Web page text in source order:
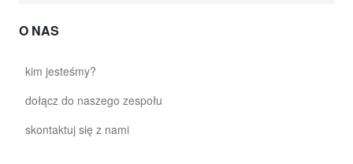
O NAS
kim jesteśmy?
dołącz do naszego zespołu
skontaktuj się z nami